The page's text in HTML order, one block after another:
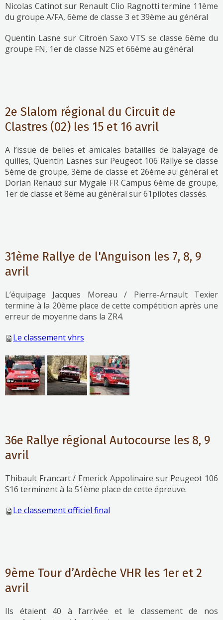
Nicolas Catinot sur Renault Clio Ragnotti termine 11ème
du groupe A/FA, 6ème de classe 3 et 39ème au général
Quentin Lasne sur Citroën Saxo VTS se classe 6ème du
groupe FN, 1er de classe N2S et 66ème au général
2e Slalom régional du Circuit de
Clastres (02) les 15 et 16 avril
A l’issue de belles et amicales batailles de balayage de
quilles, Quentin Lasnes sur Peugeot 106 Rallye se classe
5ème de groupe, 3ème de classe et 26ème au général et
Dorian Renaud sur Mygale FR Campus 6ème de groupe,
1er de classe et 8ème au général sur 61pilotes classés.
31ème Rallye de l'Anguison les 7, 8, 9
avril
L’équipage Jacques Moreau / Pierre-Arnault Texier
termine à la 20ème place de cette compétition après une
erreur de moyenne dans la ZR4.
Le classement vhrs
36e Rallye régional Autocourse les 8, 9
avril
Thibault Francart / Emerick Appolinaire sur Peugeot 106
S16 terminent à la 51ème place de cette épreuve.
Le classement officiel final
9ème Tour d’Ardèche VHR les 1er et 2
avril
Ils étaient 40 à l’arrivée et le classement de nos